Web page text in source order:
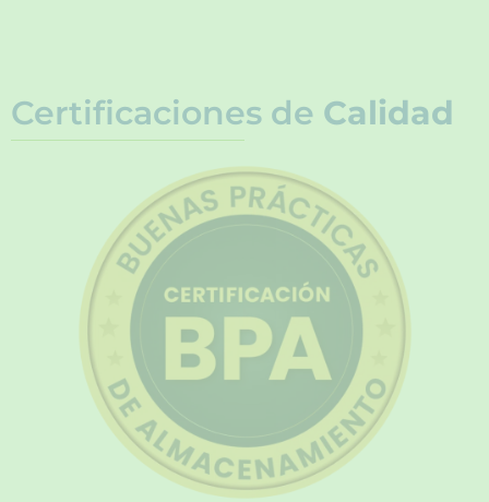
Certificaciones de Calidad